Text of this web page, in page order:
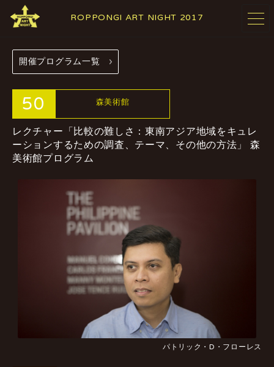
ROPPONGI ART NIGHT 2017
開催概要
プログラム
PROGRAMS
アーティスト
ARTISTS
参加施設・
ギャラリー
GALLERIES
& FACILITIES
EN
CN
開催プログラム一覧
50 森美術館
レクチャー「比較の難しさ：東南アジア地域をキュレ
ーションするための調査、テーマ、その他の方法」
森
美術館プログラム
パトリック・D・フローレス